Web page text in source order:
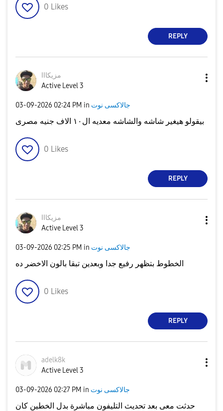
0 Likes
REPLY
مزيكااا
Active Level 3
‎03-09-2026 02:24 PM in جالاكسى نوت
بيقولو هيغير شاشه والشاشه معديه ال١٠ الاف جنيه مصرى
0 Likes
REPLY
مزيكااا
Active Level 3
‎03-09-2026 02:25 PM in جالاكسى نوت
الخطوط بتظهر رفيع جدا وبعدين تبقا بالون الاخضر ده
0 Likes
REPLY
adelk8k
Active Level 3
‎03-09-2026 02:27 PM in جالاكسى نوت
حدثت معى بعد تحديث التليفون مباشرة بدل الخطين كان